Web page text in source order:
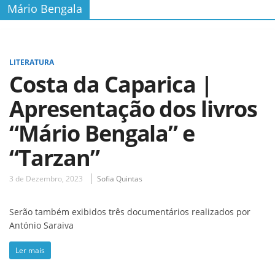
Mário Bengala
LITERATURA
Costa da Caparica |
Apresentação dos livros
“Mário Bengala” e
“Tarzan”
3 de Dezembro, 2023 Sofia Quintas
Serão também exibidos três documentários realizados por
António Saraiva
Ler mais